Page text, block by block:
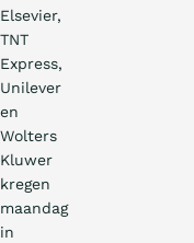
Elsevier,
TNT
Express,
Unilever
en
Wolters
Kluwer
kregen
maandag
in